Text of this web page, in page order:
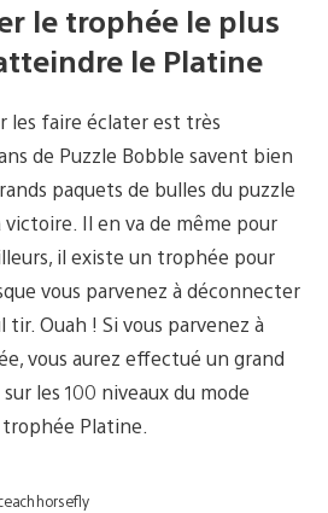
le trophée le plus
le Platine
les faire éclater est très
de Puzzle Bobble savent bien
paquets de bulles du puzzle
victoire. Il en va de même pour
il existe un trophée pour
vous parvenez à déconnecter
tir. Ouah ! Si vous parvenez à
vous aurez effectué un grand
les 100 niveaux du mode
Platine.